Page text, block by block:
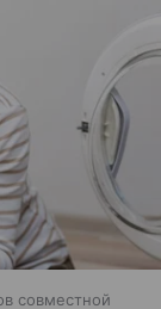
совместной